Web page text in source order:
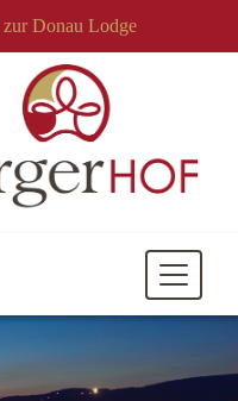
zur Donau Lodge
Mobile